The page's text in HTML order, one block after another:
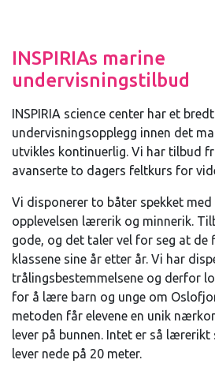
INSPIRIAs marine
undervisningstilbud
INSPIRIA science center har et
undervisningsopplegg innen det
utvikles kontinuerlig. Vi har tilbud
avanserte to dagers feltkurs for
Vi disponerer to båter spekket
opplevelsen lærerik og minnerik.
gode, og det taler vel for seg at de
klassene sine år etter år. Vi har
trålingsbestemmelsene og derfor
for å lære barn og unge om
metoden får elevene en unik
lever på bunnen. Intet er så
lever nede på 20 meter.